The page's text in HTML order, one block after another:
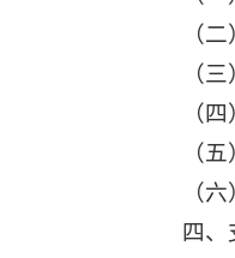
（
（
（
（
（
四、